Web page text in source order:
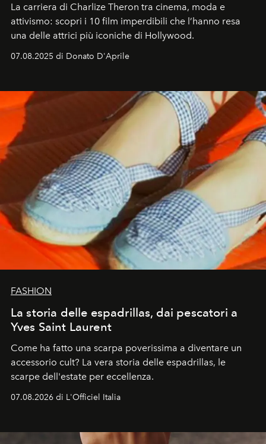
La carriera di Charlize Theron tra cinema, moda e
attivismo: scopri i 10 film imperdibili che l’hanno resa
una delle attrici più iconiche di Hollywood.
07.08.2025 di Donato D'Aprile
FASHION
La storia delle espadrillas, dai pescatori a
Yves Saint Laurent
Come ha fatto una scarpa poverissima a diventare un
accessorio cult? La vera storia delle espadrillas, le
scarpe dell'estate per eccellenza.
07.08.2026 di L'Officiel Italia